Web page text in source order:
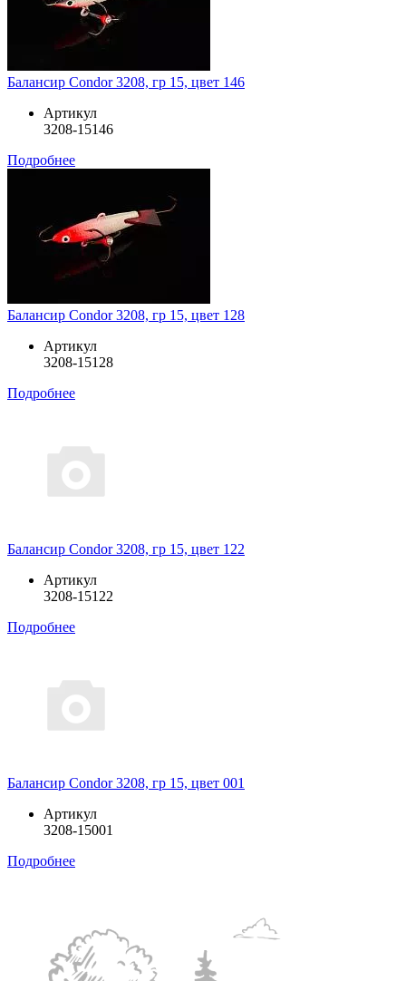
Балансир Condor 3208, гр 15, цвет 146
Артикул
3208-15146
Подробнее
Балансир Condor 3208, гр 15, цвет 128
Артикул
3208-15128
Подробнее
Балансир Condor 3208, гр 15, цвет 122
Артикул
3208-15122
Подробнее
Балансир Condor 3208, гр 15, цвет 001
Артикул
3208-15001
Подробнее